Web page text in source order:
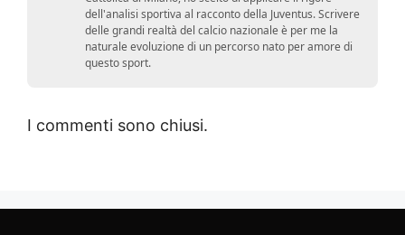
dell'analisi sportiva al racconto della Juventus. Scrivere
delle grandi realtà del calcio nazionale è per me la
naturale evoluzione di un percorso nato per amore di
questo sport.
I commenti sono chiusi.